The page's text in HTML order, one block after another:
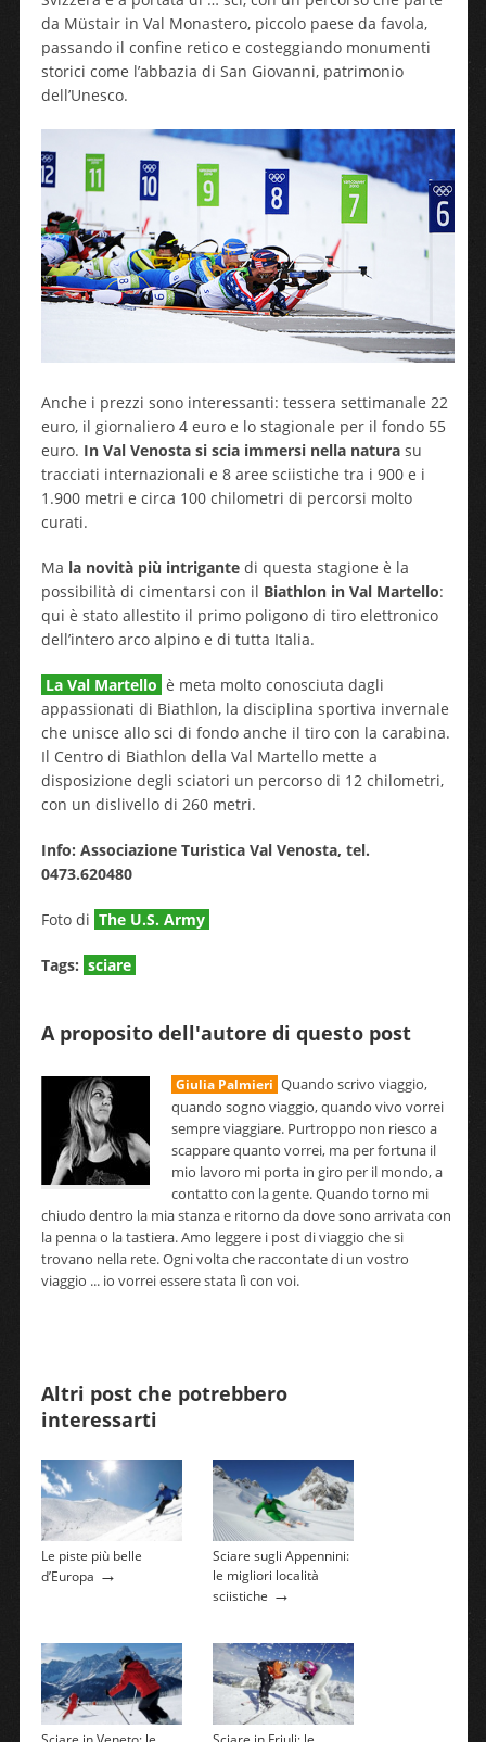
da Müstair in Val Monastero, piccolo paese da favola,
passando il confine retico e costeggiando monumenti
storici come l’abbazia di San Giovanni, patrimonio
dell’Unesco.
Anche i prezzi sono interessanti: tessera settimanale 22
euro, il giornaliero 4 euro e lo stagionale per il fondo 55
euro. In Val Venosta si scia immersi nella naturasu
tracciati internazionali e 8 aree sciistiche tra i 900 e i
1.900 metri e circa 100 chilometri di percorsi molto
curati.
Ma la novità più intrigantedi questa stagione è la
possibilità di cimentarsi con il Biathlon in Val Martello:
qui è stato allestito il primo poligono di tiro elettronico
dell’intero arco alpino e di tutta Italia.
La Val Martello è meta molto conosciuta dagli
appassionati di Biathlon, la disciplina sportiva invernale
che unisce allo sci di fondo anche il tiro con la carabina.
Il Centro di Biathlon della Val Martello mette a
disposizione degli sciatori un percorso di 12 chilometri,
con un dislivello di 260 metri.
Info: Associazione Turistica Val Venosta, tel.
0473.620480
Foto di The U.S. Army
Tags: sciare
A proposito dell'autore di questo post
Giulia Palmieri Quando scrivo viaggio,
quando sogno viaggio, quando vivo vorrei
sempre viaggiare. Purtroppo non riesco a
scappare quanto vorrei, ma per fortuna il
mio lavoro mi porta in giro per il mondo, a
contatto con la gente. Quando torno mi
chiudo dentro la mia stanza e ritorno da dove sono arrivata con
la penna o la tastiera. Amo leggere i post di viaggio che si
trovano nella rete. Ogni volta che raccontate di un vostro
viaggio ... io vorrei essere stata lì con voi.
Altri post che potrebbero
interessarti
Le piste più belle
d’Europa →
Sciare sugli Appennini:
le migliori località
sciistiche →